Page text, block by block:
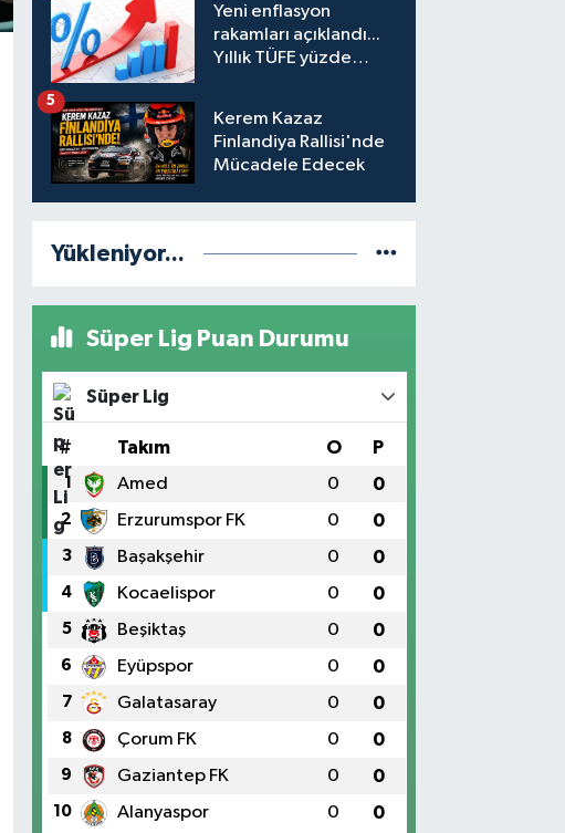
engeli mahkemeye
taşındı
Yeni enflasyon
rakamları açıklandı...
Yıllık TÜFE yüzde
Kerem Kazaz
Finlandiya Rallisi'nde
Mücadele Edecek
5
Yükleniyor...
Süper Lig Puan Durumu
Süper Lig
# Takım O P
1 Amed 0 0
2 Erzurumspor FK 0 0
3 Başakşehir 0 0
4 Kocaelispor 0 0
5 Beşiktaş 0 0
6 Eyüpspor 0 0
7 Galatasaray 0 0
8 Çorum FK 0 0
9 Gaziantep FK 0 0
10 Alanyaspor 0 0